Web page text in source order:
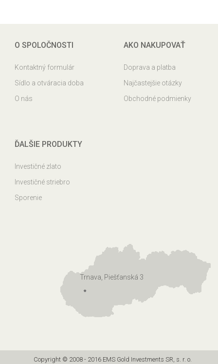
O SPOLOČNOSTI
Kontaktný formulár
Sídlo a otváracia doba
O nás
AKO NAKUPOVAŤ
Doprava a platba
Najčastejšie otázky
Obchodné podmienky
ĎALŠIE PRODUKTY
Investičné zlato
Investičné striebro
Sporenie
Trnava, Piešťanská 3
Copyright © 2008 - 2016 EMS Gold Investments SR, s. r. o.